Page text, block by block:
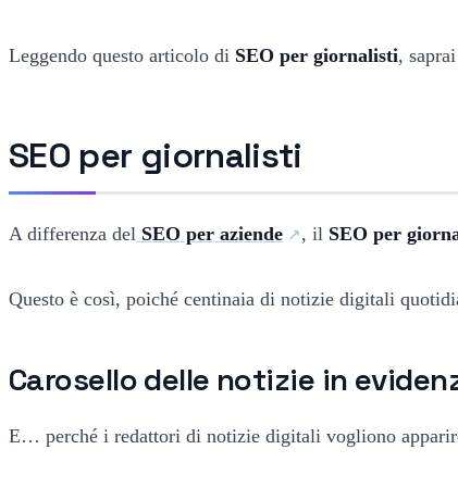
Leggendo questo articolo di SEO per giornalisti, saprai
SEO per giornalisti
A differenza del SEO per aziende , il SEO per
Questo è così, poiché centinaia di notizie digitali
Carosello delle notizie in
E… perché i redattori di notizie digitali vogliono